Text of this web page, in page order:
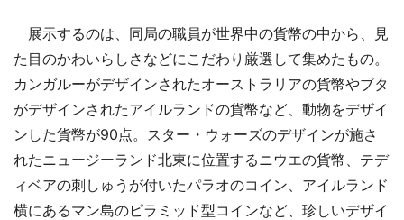
展示するのは、同局の職員が世界中の貨幣の中から、見
た目のかわいらしさなどにこだわり厳選して集めたもの。
カンガルーがデザインされたオーストラリアの貨幣やブタ
がデザインされたアイルランドの貨幣など、動物をデザイ
ンした貨幣が90点。スター・ウォーズのデザインが施さ
れたニュージーランド北東に位置するニウエの貨幣、テデ
ィベアの刺しゅうが付いたパラオのコイン、アイルランド
横にあるマン島のピラミッド型コインなど、珍しいデザイ